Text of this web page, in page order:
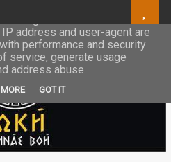
Google to deliver its services
address and user-agent are
performance and security
service, generate usage
address abuse.
GOT IT